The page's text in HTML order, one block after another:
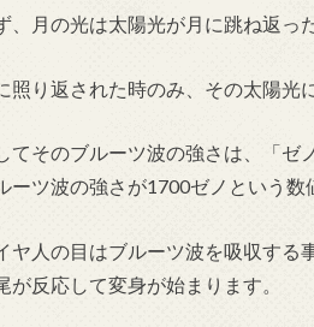
、 月の光は太陽光が月に跳ね返っ
照り返された時のみ、その太陽光
てそのブルーツ波の強さは、「ゼ
ーツ波の強さが1700ゼノという数
ヤ人の目はブルーツ波を吸収する
が反応して変身が始まります。